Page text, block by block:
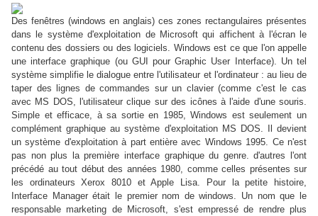
Des fenêtres (windows en anglais) ces zones rectangulaires présentes
dans le système d'exploitation de Microsoft qui affichent à l'écran le
contenu des dossiers ou des logiciels. Windows est ce que l'on appelle
une interface graphique (ou GUI pour Graphic User Interface). Un tel
système simplifie le dialogue entre l'utilisateur et l'ordinateur : au lieu de
taper des lignes de commandes sur un clavier (comme c'est le cas
avec MS DOS, l'utilisateur clique sur des icônes à l'aide d'une souris.
Simple et efficace, à sa sortie en 1985, Windows est seulement un
complément graphique au système d'exploitation MS DOS. Il devient
un système d'exploitation à part entière avec Windows 1995. Ce n'est
pas non plus la première interface graphique du genre. d'autres l'ont
précédé au tout début des années 1980, comme celles présentes sur
les ordinateurs Xerox 8010 et Apple Lisa. Pour la petite histoire,
Interface Manager était le premier nom de windows. Un nom que le
responsable marketing de Microsoft, s'est empressé de rendre plus